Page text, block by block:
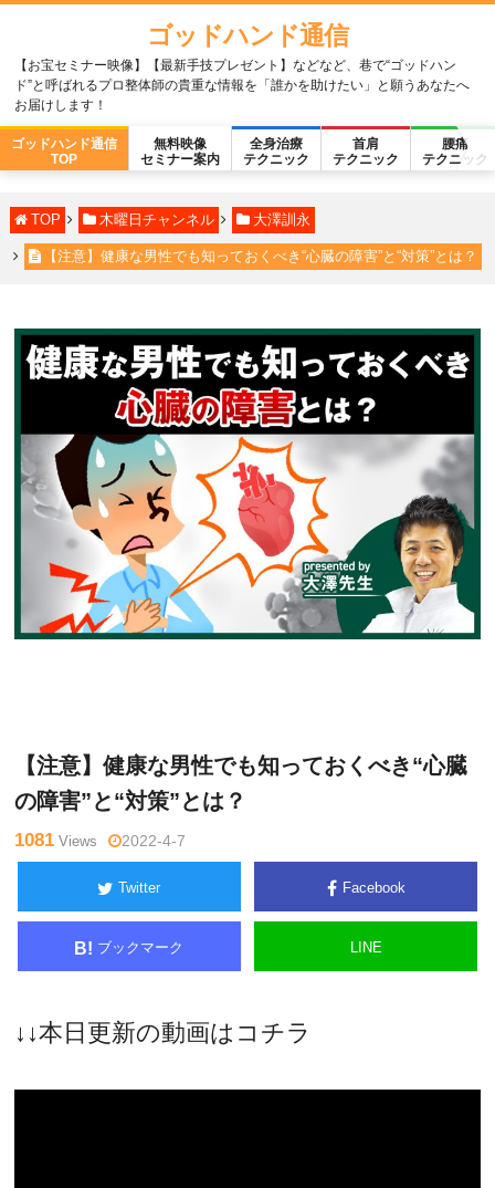
ゴッドハンド通信
【お宝セミナー映像】【最新手技プレゼント】などなど、巷で“ゴッドハン
ド”と呼ばれるプロ整体師の貴重な情報を「誰かを助けたい」と願うあなたへ
お届けします！
ゴッドハンド通信
TOP
無料映像
セミナー案内
全身治療
テクニック
首肩
テクニック
腰痛
テクニック
TOP 木曜日チャンネル 大澤訓永
【注意】健康な男性でも知っておくべき“心臓の障害”と“対策”とは？
【注意】健康な男性でも知っておくべき“心臓
の障害”と“対策”とは？
1081 Views 2022-4-7
Twitter Facebook
B! ブックマーク LINE
↓↓本日更新の動画はコチラ